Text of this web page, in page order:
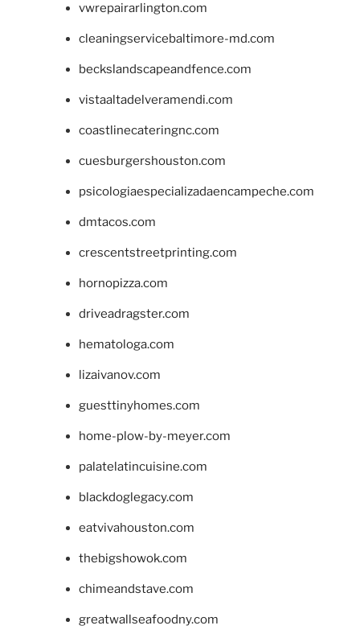
vwrepairarlington.com
cleaningservicebaltimore-md.com
beckslandscapeandfence.com
vistaaltadelveramendi.com
coastlinecateringnc.com
cuesburgershouston.com
psicologiaespecializadaencampeche.com
dmtacos.com
crescentstreetprinting.com
hornopizza.com
driveadragster.com
hematologa.com
lizaivanov.com
guesttinyhomes.com
home-plow-by-meyer.com
palatelatincuisine.com
blackdoglegacy.com
eatvivahouston.com
thebigshowok.com
chimeandstave.com
greatwallseafoodny.com